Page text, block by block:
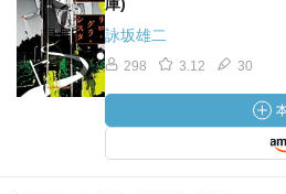
詠坂雄二
298 3.12 30